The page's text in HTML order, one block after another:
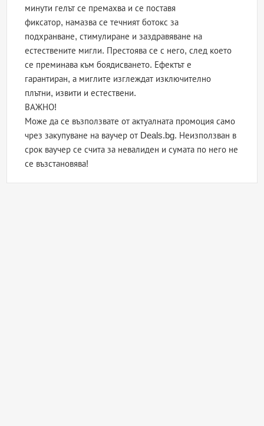
минути гелът се премахва и се поставя
фиксатор, намазва се течният ботокс за
подхранване, стимулиране и заздравяване на
естествените мигли. Престоява се с него, след което
се преминава към боядисването. Ефектът е
гарантиран, а миглите изглеждат изключително
плътни, извити и естествени.
ВАЖНО!
Може да се възползвате от актуалната промоция само
чрез закупуване на ваучер от Deals.bg. Неизползван в
срок ваучер се счита за невалиден и сумата по него не
се възстановява!